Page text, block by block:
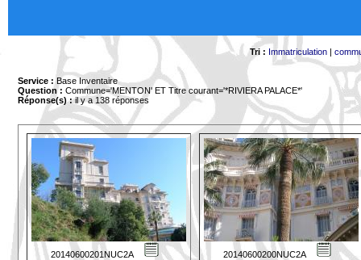
Tri : Immatriculation|
Service : Base Inventaire
Question : Commune='MENTON' ET Titre courant='*RIVIERA PALACE*'
Réponse(s) :il y a 138 réponses
20140600201NUC2A 20140600200NUC2A